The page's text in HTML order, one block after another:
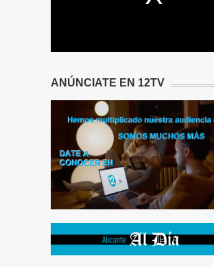
ANÚNCIATE EN 12TV